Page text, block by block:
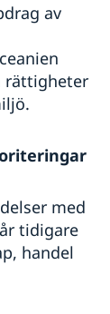
av
rättigheter
med
tidigare
handel